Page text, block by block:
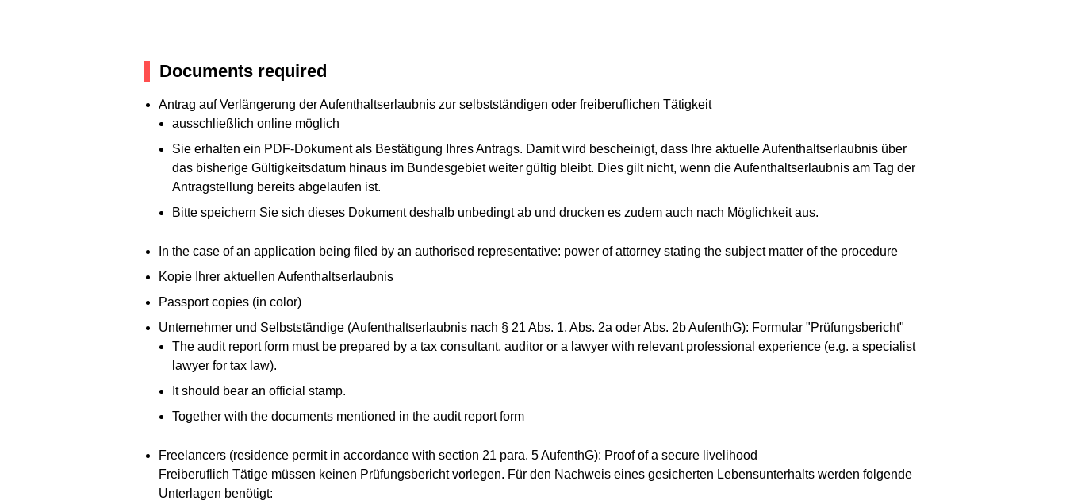
Documents required
Antrag auf Verlängerung der Aufenthaltserlaubnis zur selbstständigen oder freiberuflichen Tätigkeit
ausschließlich online möglich
Sie erhalten ein PDF-Dokument als Bestätigung Ihres Antrags. Damit wird bescheinigt, dass Ihre aktuelle Aufenthaltserlaubnis über
das bisherige Gültigkeitsdatum hinaus im Bundesgebiet weiter gültig bleibt. Dies gilt nicht, wenn die Aufenthaltserlaubnis am Tag der
Antragstellung bereits abgelaufen ist.
Bitte speichern Sie sich dieses Dokument deshalb unbedingt ab und drucken es zudem auch nach Möglichkeit aus.
In the case of an application being filed by an authorised representative: power of attorney stating the subject matter of the procedure
Kopie Ihrer aktuellen Aufenthaltserlaubnis
Passport copies (in color)
Unternehmer und Selbstständige (Aufenthaltserlaubnis nach § 21 Abs. 1, Abs. 2a oder Abs. 2b AufenthG): Formular "Prüfungsbericht"
The audit report form must be prepared by a tax consultant, auditor or a lawyer with relevant professional experience (e.g. a specialist
lawyer for tax law).
It should bear an official stamp.
Together with the documents mentioned in the audit report form
Freelancers (residence permit in accordance with section 21 para. 5 AufenthG): Proof of a secure livelihood
Freiberuflich Tätige müssen keinen Prüfungsbericht vorlegen. Für den Nachweis eines gesicherten Lebensunterhalts werden folgende
Unterlagen benötigt: